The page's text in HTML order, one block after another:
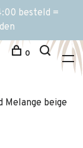
besteld =
0
Melange beige